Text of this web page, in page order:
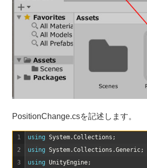
PositionChange.csを記述します。
1
2
3
using System.Collections ;
using System.Collections .Generic;
using UnityEngine;